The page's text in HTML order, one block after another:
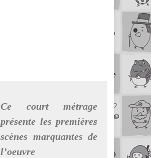
Ce court métrage
présente les premières
scènes marquantes de
l’oeuvre